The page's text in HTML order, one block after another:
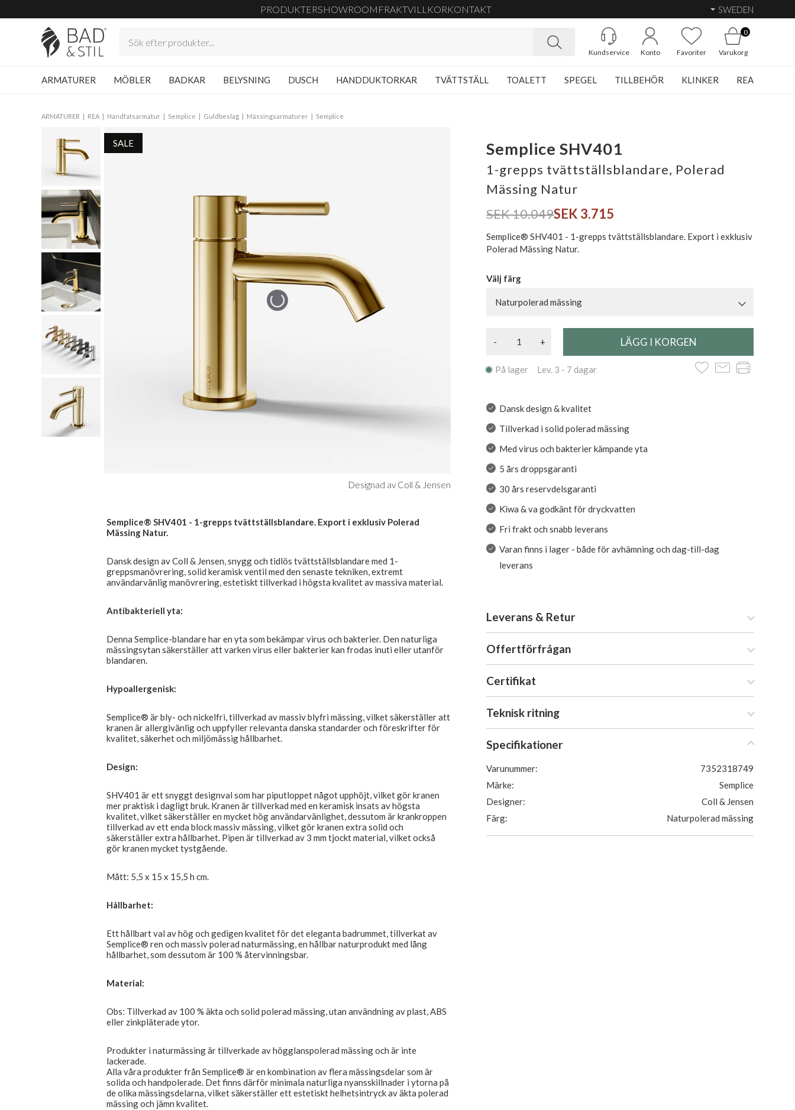
PRODUKTERSHOWROOM FRAKTVILLKORKONTAKT SWEDEN
Kundservice Konto Favoriter
0
Varukorg
ARMATURER MÖBLER BADKAR BELYSNING DUSCH HANDDUKTORKAR TVÄTTSTÄLL TOALETT SPEGEL TILLBEHÖR KLINKER REA
ARMATURER REA Handfatsarmatur Semplice Guldbeslag Mässingsarmaturer Semplice
SALE
Designad av Coll & Jensen
Semplice® SHV401 - 1-grepps tvättställsblandare. Export i exklusiv Polerad
Mässing Natur.
Dansk design av Coll & Jensen, snygg och tidlös tvättställsblandare med 1-
greppsmanövrering, solid keramisk ventil med den senaste tekniken, extremt
användarvänlig manövrering, estetiskt tillverkad i högsta kvalitet av massiva material.
Antibakteriell yta:
Denna Semplice-blandare har en yta som bekämpar virus och bakterier. Den naturliga
mässingsytan säkerställer att varken virus eller bakterier kan frodas inuti eller utanför
blandaren.
Hypoallergenisk:
Semplice® är bly- och nickelfri, tillverkad av massiv blyfri mässing, vilket säkerställer att
kranen är allergivänlig och uppfyller relevanta danska standarder och föreskrifter för
kvalitet, säkerhet och miljömässig hållbarhet.
Design:
SHV401 är ett snyggt designval som har piputloppet något upphöjt, vilket gör kranen
mer praktisk i dagligt bruk. Kranen är tillverkad med en keramisk insats av högsta
kvalitet, vilket säkerställer en mycket hög användarvänlighet, dessutom är krankroppen
tillverkad av ett enda block massiv mässing, vilket gör kranen extra solid och
säkerställer extra hållbarhet. Pipen är tillverkad av 3 mm tjockt material, vilket också
gör kranen mycket tystgående.
Mått: 5,5 x 15 x 15,5 h cm.
Hållbarhet:
Ett hållbart val av hög och gedigen kvalitet för det eleganta badrummet, tillverkat av
Semplice® ren och massiv polerad naturmässing, en hållbar naturprodukt med lång
hållbarhet, som dessutom är 100 % återvinningsbar.
Material:
Obs: Tillverkad av 100 % äkta och solid polerad mässing, utan användning av plast, ABS
eller zinkpläterade ytor.
Produkter i naturmässing är tillverkade av högglanspolerad mässing och är inte
lackerade.
Alla våra produkter från Semplice® är en kombination av flera mässingsdelar som är
solida och handpolerade. Det finns därför minimala naturliga nyansskillnader i ytorna på
de olika mässingsdelarna, vilket säkerställer ett estetiskt helhetsintryck av äkta polerad
mässing och jämn kvalitet.
Semplice SHV401
1-grepps tvättställsblandare, Polerad
Mässing Natur
SEK 10.049SEK 3.715
Semplice® SHV401 - 1-grepps tvättställsblandare. Export i exklusiv
Polerad Mässing Natur.
Välj färg
Naturpolerad mässing
- +
På lager Lev. 3 - 7 dagar
Dansk design & kvalitet
Tillverkad i solid polerad mässing
Med virus och bakterier kämpande yta
5 års droppsgaranti
30 års reservdelsgaranti
Kiwa & va godkänt för dryckvatten
Fri frakt och snabb leverans
Varan finns i lager - både för avhämning och dag-till-dag
leverans
Leverans & Retur
Offertförfrågan
Certifikat
Teknisk ritning
Specifikationer
Varunummer:
7352318749
Märke:
Semplice
Designer:
Coll & Jensen
Färg:
Naturpolerad mässing